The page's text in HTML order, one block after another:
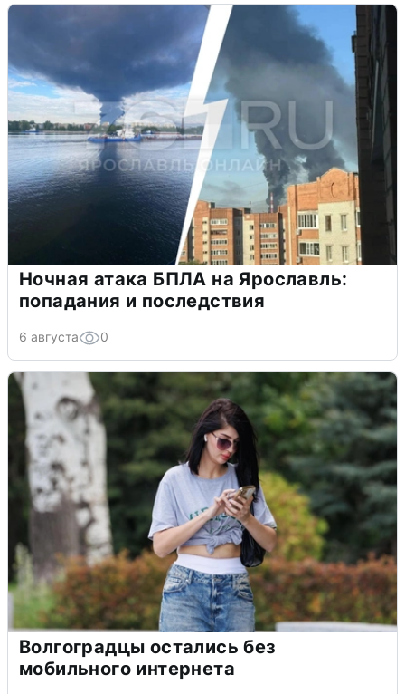
Ночная атака БПЛА на Ярославль:
попадания и последствия
6 августа 0
Волгоградцы остались без
мобильного интернета